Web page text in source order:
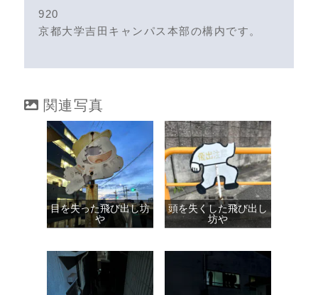
920
京都大学吉田キャンパス本部の構内です。
関連写真
目を失った飛び出し坊
や
頭を失くした飛び出し
坊や